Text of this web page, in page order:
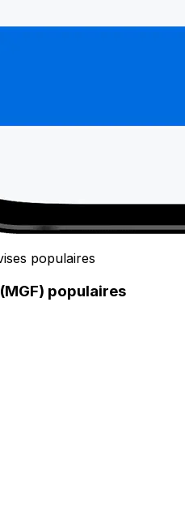
populaires
populaires